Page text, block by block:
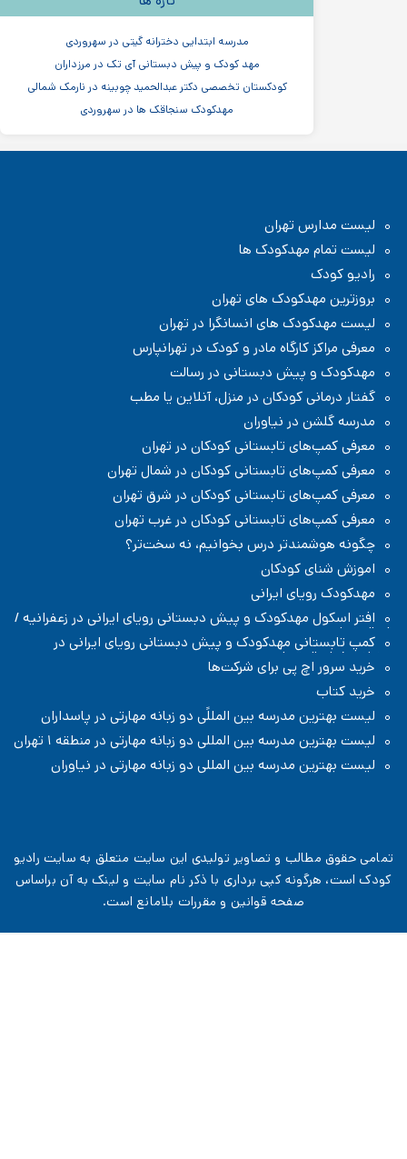
مدرسه ابتدایی دخترانه گیتی در سهروردی
مهد کودک و پیش دبستانی آی تک در مرزداران
کودکستان تخصصی دکتر عبدالحمید چوبینه در نارمک شمالی
مهدکودک سنجاقک ها در سهروردی
مهدکودک و پیش دبستانی دو زبانه آرین ۳
تهران
مهدکودک ها
های تهران
های انسانگرا در تهران
کارگاه مادر و کودک در تهرانپارس
پیش دبستانی در رسالت
کودکان در منزل، آنلاین یا مطب
در نیاوران
تابستانی کودکان در تهران
تابستانی کودکان در شمال تهران
تابستانی کودکان در شرق تهران
تابستانی کودکان در غرب تهران
درس بخوانیم، نه سخت‌تر؟
کودکان
ایرانی
مهدکودک و پیش دبستانی رویای ایرانی در زعفرانیه /
مهدکودک و پیش دبستانی رویای ایرانی در
تهران
پی برای شرکت‌ها
مدرسه بین المللًی دو زبانه مهارتی در پاسداران
بین المللی دو زبانه مهارتی در منطقه ۱ تهران
مدرسه بین المللی دو زبانه مهارتی در نیاوران
و تصاویر تولیدی این سایت متعلق به سایت رادیو
کپی برداری با ذکر نام سایت و لینک به آن براساس
صفحه قوانین و مقررات بلامانع است.